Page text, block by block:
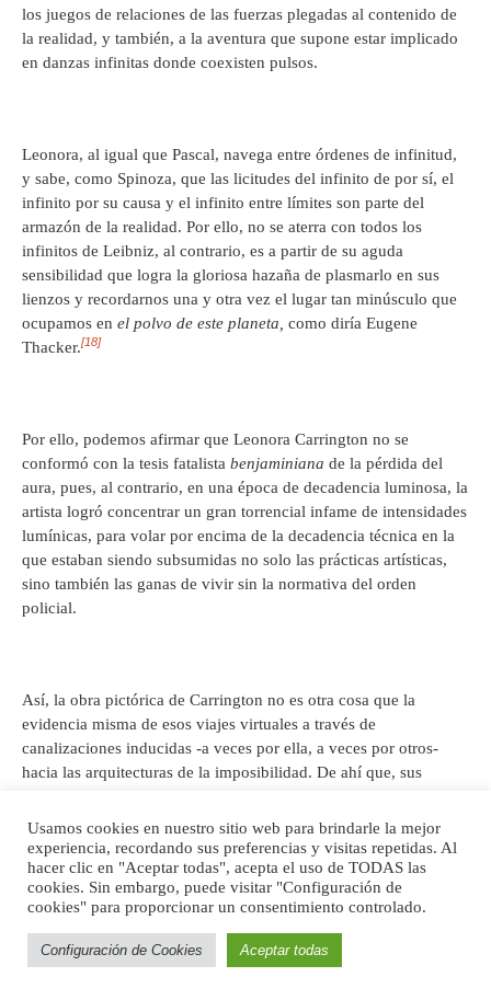
los juegos de relaciones de las fuerzas plegadas al contenido de
la realidad, y también, a la aventura que supone estar implicado
en danzas infinitas donde coexisten pulsos.
Leonora, al igual que Pascal, navega entre órdenes de infinitud,
y sabe, como Spinoza, que las licitudes del infinito de por sí, el
infinito por su causa y el infinito entre límites son parte del
armazón de la realidad. Por ello, no se aterra con todos los
infinitos de Leibniz, al contrario, es a partir de su aguda
sensibilidad que logra la gloriosa hazaña de plasmarlo en sus
lienzos y recordarnos una y otra vez el lugar tan minúsculo que
ocupamos en el polvo de este planeta, como diría Eugene
Thacker.[18]
Por ello, podemos afirmar que Leonora Carrington no se
conformó con la tesis fatalista benjaminiana de la pérdida del
aura, pues, al contrario, en una época de decadencia luminosa, la
artista logró concentrar un gran torrencial infame de intensidades
lumínicas, para volar por encima de la decadencia técnica en la
que estaban siendo subsumidas no solo las prácticas artísticas,
sino también las ganas de vivir sin la normativa del orden
policial.
Así, la obra pictórica de Carrington no es otra cosa que la
evidencia misma de esos viajes virtuales a través de
canalizaciones inducidas -a veces por ella, a veces por otros-
hacia las arquitecturas de la imposibilidad. De ahí que, sus
puesto que oscilaba entre todos los tiempos, desafiando las
barreras implícitas en una temporalidad lineal.
Gracias a estos desprendimientos, sus lienzos están poblados de
todos esos testimonios alquímicos, brujas, duendes, símbolos
Usamos cookies en nuestro sitio web para brindarle la mejor
experiencia, recordando sus preferencias y visitas repetidas. Al
hacer clic en "Aceptar todas", acepta el uso de TODAS las
cookies. Sin embargo, puede visitar "Configuración de
cookies" para proporcionar un consentimiento controlado.
Configuración de Cookies Aceptar todas